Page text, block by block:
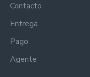
Contacto
Entrega
Pago
Agente